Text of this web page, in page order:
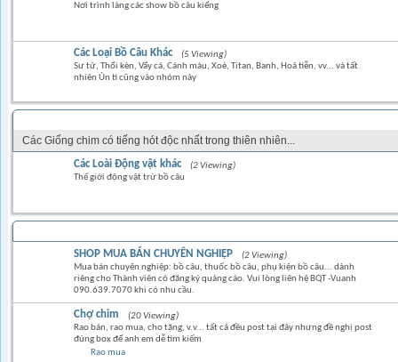
Nơi trình làng các show bồ câu kiểng
Các Loại Bồ Câu Khác
(5 Viewing)
Sư tử, Thổi kèn, Vẩy cá, Cánh màu, Xoè, Titan, Banh, Hoả tiễn, vv... và tất
nhiên Ủn tì cũng vào nhóm này
Các Giống chim có tiếng hót độc nhất trong thiên nhiên...
Các Loài Động vật khác
(2 Viewing)
Thế giới động vật trừ bồ câu
SHOP MUA BÁN CHUYÊN NGHIỆP
(2 Viewing)
Mua bán chuyên nghiệp: bồ câu, thuốc bồ câu, phụ kiện bồ câu... dành
riêng cho Thành viên có đăng ký quảng cáo. Vui lòng liên hệ BQT -Vuanh
090.639.7070 khi có nhu cầu.
Chợ chim
(20 Viewing)
Rao bán, rao mua, cho tặng, v.v... tất cả đều post tại đây nhưng đề nghị post
đúng box để anh em dễ tìm kiếm
Rao mua